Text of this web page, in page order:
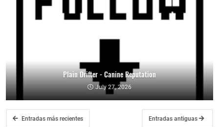
Plain Drifter - Canine Reputation
July 27, 2026
Entradas más recientes Entradas antiguas